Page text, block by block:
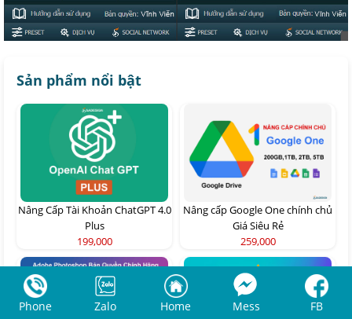
Sản phẩm nổi bật
Nâng Cấp Tài Khoản ChatGPT 4.0
Plus
199,000
Nâng cấp Google One chính chủ
Giá Siêu Rẻ
259,000
Phone Zalo Home Mess FB